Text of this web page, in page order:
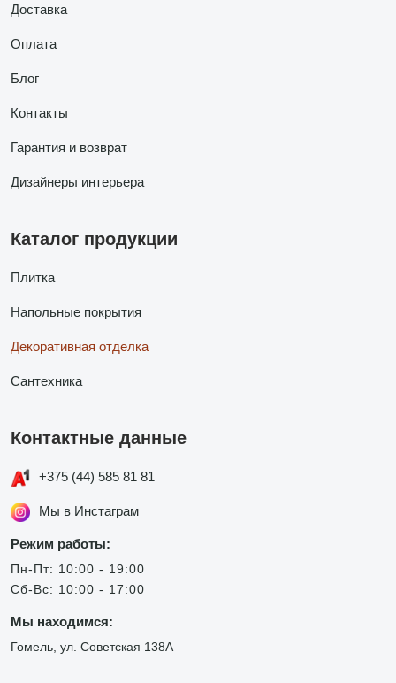
Доставка
Оплата
Блог
Контакты
Гарантия и возврат
Дизайнеры интерьера
Каталог продукции
Плитка
Напольные покрытия
Декоративная отделка
Сантехника
Контактные данные
+375 (44) 585 81 81
Мы в Инстаграм
Режим работы:
Пн-Пт: 10:00 - 19:00
Сб-Вс: 10:00 - 17:00
Мы находимся:
Гомель, ул. Советская 138А